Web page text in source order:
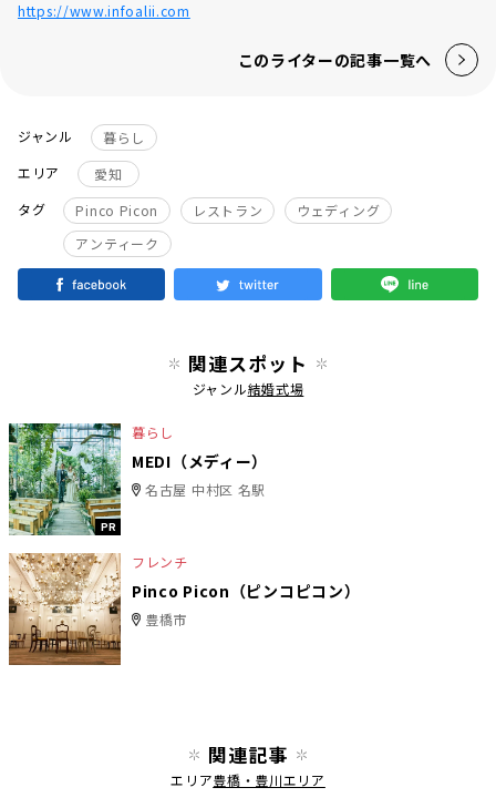
https://www.infoalii.com
このライターの記事一覧へ
ジャンル
暮らし
エリア
愛知
タグ
Pinco Picon レストラン
ウェディング
アンティーク
関連スポット
ジャンル結婚式場
PR
暮らし
MEDI（メディー）
名古屋 中村区 名駅
フレンチ
Pinco Picon（ピンコピコン）
豊橋市
関連記事
エリア豊橋・豊川エリア